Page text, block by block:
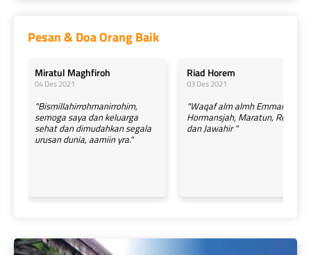
Pesan & Doa Orang Baik
Miratul Maghfiroh
04 Des 2021
"Bismillahirrohmanirrohim,
semoga saya dan keluarga
sehat dan dimudahkan segala
urusan dunia, aamiin yra."
Riad Horem
03 Des 2021
"Waqaf alm almh Emmaliha,
Hormansjah, Maratun, Rukini
dan Jawahir "